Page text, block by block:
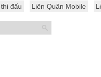
đấu Liên Quân Mobile